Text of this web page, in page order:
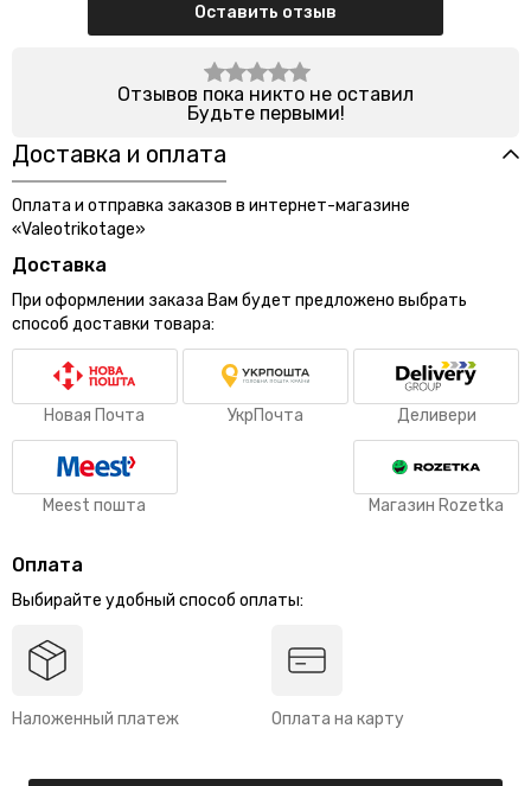
Оставить отзыв
Отзывов пока никто не оставил
Будьте первыми!
Доставка и оплата
Оплата и отправка заказов в интернет-магазине
«Valeotrikotage»
Доставка
При оформлении заказа Вам будет предложено выбрать
способ доставки товара:
Новая Почта УкрПочта Деливери
Meest пошта Магазин Rozetka
Оплата
Выбирайте удобный способ оплаты:
Наложенный платеж Оплата на карту